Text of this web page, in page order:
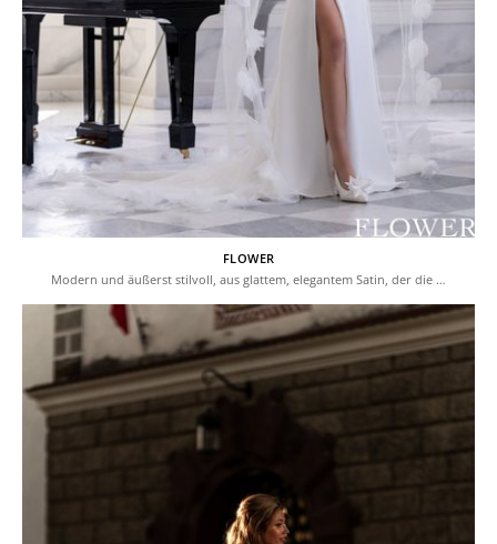
FLOWER
Modern und äußerst stilvoll, aus glattem, elegantem Satin, der die …